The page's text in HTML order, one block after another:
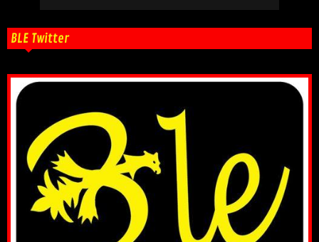
BLE Twitter